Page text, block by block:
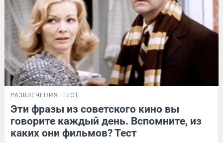
РАЗВЛЕЧЕНИЯ ТЕСТ
Эти фразы из советского кино вы
говорите каждый день. Вспомните, из
каких они фильмов? Тест